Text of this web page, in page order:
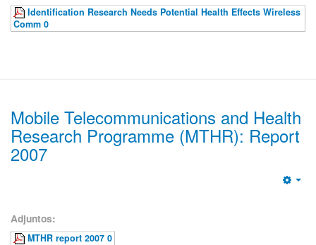
Identification Research Needs Potential Health Effects Wireless
Comm 0
Mobile Telecommunications and Health
Research Programme (MTHR): Report
2007
Adjuntos:
MTHR report 2007 0